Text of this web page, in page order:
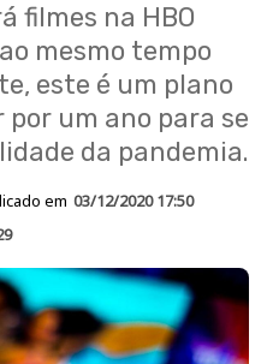
filmes na HBO
mesmo tempo
este é um plano
um ano para se
da pandemia.
em 03/12/2020 17:50